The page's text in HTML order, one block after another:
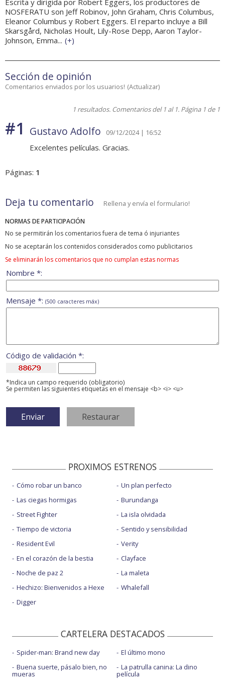
Escrita y dirigida por Robert Eggers, los productores de
NOSFERATU son Jeff Robinov, John Graham, Chris Columbus,
Eleanor Columbus y Robert Eggers. El reparto incluye a Bill
Skarsgård, Nicholas Hoult, Lily-Rose Depp, Aaron Taylor-
Johnson, Emma... (+)
Sección de opinión
Comentarios enviados por los usuarios! (Actualizar)
1 resultados. Comentarios del 1 al 1. Página 1 de 1
#1 Gustavo Adolfo 09/12/2024 | 16:52
Excelentes películas. Gracias.
Páginas: 1
Deja tu comentario Rellena y envía el formulario!
NORMAS DE PARTICIPACIÓN
No se permitirán los comentarios fuera de tema ó injuriantes
No se aceptarán los contenidos considerados como publicitarios
Se eliminarán los comentarios que no cumplan estas normas
Nombre *:
Mensaje *: (500 caracteres máx)
Código de validación *:
*Indica un campo requerido (obligatorio)
Se permiten las siguientes etiquetas en el mensaje <b> <i> <u>
PROXIMOS ESTRENOS
Cómo robar un banco
Las ciegas hormigas
Street Fighter
Tiempo de victoria
Resident Evil
En el corazón de la bestia
Noche de paz 2
Hechizo: Bienvenidos a Hexe
Digger
Un plan perfecto
Burundanga
La isla olvidada
Sentido y sensibilidad
Verity
Clayface
La maleta
Whalefall
CARTELERA DESTACADOS
Spider-man: Brand new day
Buena suerte, pásalo bien, no
mueras
El último mono
La patrulla canina: La dino
película